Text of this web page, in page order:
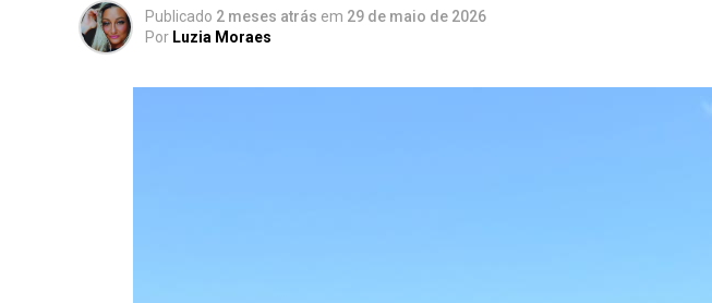
Publicado 2 meses atrás em 29 de maio de 2026
Por Luzia Moraes